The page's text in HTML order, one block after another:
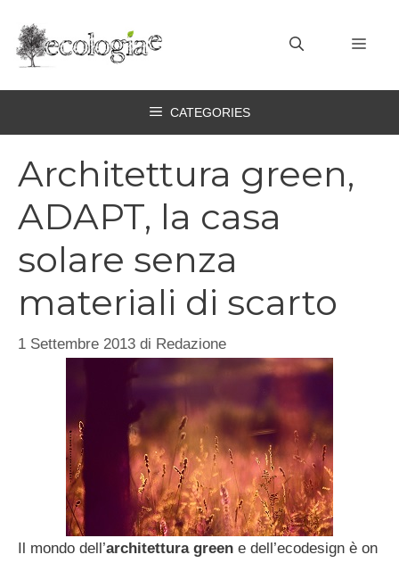
contenuto
CATEGORIES
Architettura green,
ADAPT, la casa
solare senza
materiali di scarto
1 Settembre 2013 di Redazione
Il mondo dell’architettura green e dell’ecodesign è on